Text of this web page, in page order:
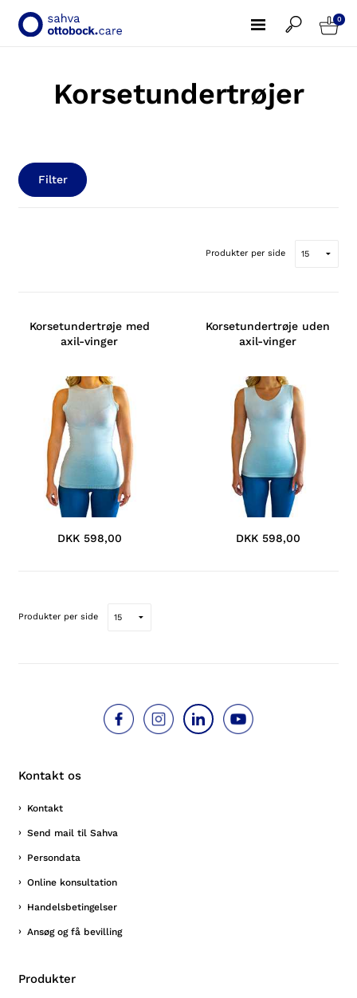
0
Korsetundertrøjer
Filter
Produkter per side
Korsetundertrøje med
axil-vinger
DKK 598,00
Korsetundertrøje uden
axil-vinger
DKK 598,00
Produkter per side
Kontakt os
Kontakt
Send mail til Sahva
Persondata
Online konsultation
Handelsbetingelser
Ansøg og få bevilling
Produkter